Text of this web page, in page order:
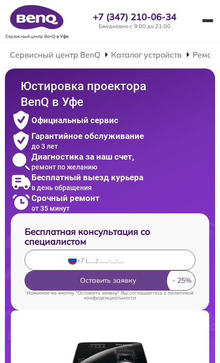
Сервисный центр BenQв Уфе
+7 (347) 210-06-34
Ежедневно с 9:00 до 21:00
Сервисный центр BenQ Каталог устройств
Юстировка проектора
BenQ в Уфе
Официальный сервис
Гарантийное обслуживание
до 3 лет
Диагностика за наш счет,
ремонт по желанию
Бесплатный выезд курьера
в день обращения
Срочный ремонт
от 35 минут
Бесплатная консультация со
специалистом
Оставить заявку
Нажимая на кнопку "Оставить заявку" Вы соглашаетесь cполитикой
конфиденциальности